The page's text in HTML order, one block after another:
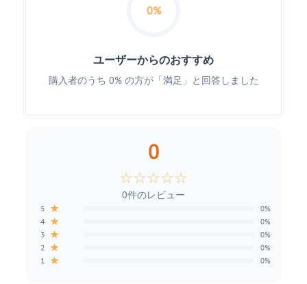
0%
ユーザーからのおすすめ
購入者のうち 0% の方が「満足」と回答しました
0
☆☆☆☆☆
0件のレビュー
5 ★ 0%
4 ★ 0%
3 ★ 0%
2 ★ 0%
1 ★ 0%